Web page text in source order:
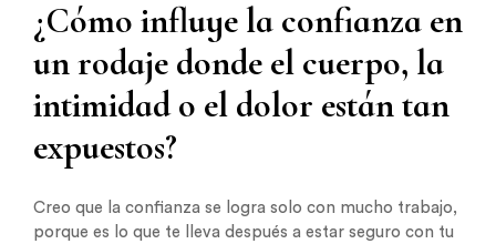
¿Cómo influye la confianza en
un rodaje donde el cuerpo, la
intimidad o el dolor están tan
expuestos?
Creo que la confianza se logra solo con mucho trabajo,
porque es lo que te lleva después a estar seguro con tu